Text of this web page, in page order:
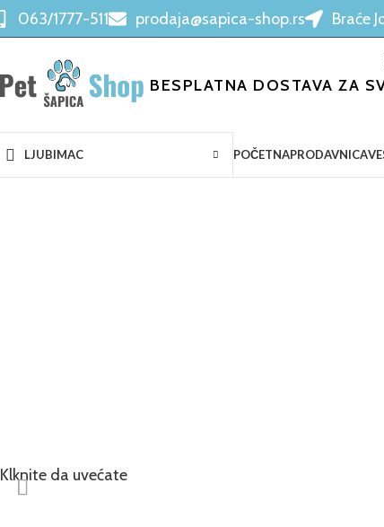
063/1777-511 prodaja@sapica-shop.rs Braće
BESPLATNA DOSTAVA ZA
LJUBIMAC POČETNAPRODAVNICA
Klknite da uvećate